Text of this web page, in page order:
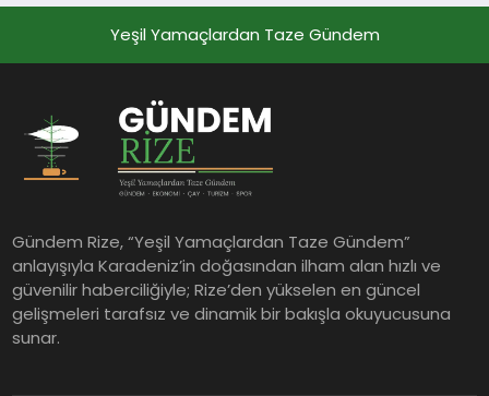
Yeşil Yamaçlardan Taze Gündem
Gündem Rize, “Yeşil Yamaçlardan Taze Gündem”
anlayışıyla Karadeniz’in doğasından ilham alan hızlı ve
güvenilir haberciliğiyle; Rize’den yükselen en güncel
gelişmeleri tarafsız ve dinamik bir bakışla okuyucusuna
sunar.